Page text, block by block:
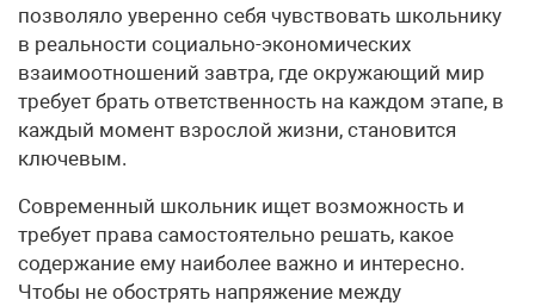
позволяло уверенно себя чувствовать школьнику
в реальности социально-экономических
взаимоотношений завтра, где окружающий мир
требует брать ответственность на каждом этапе, в
каждый момент взрослой жизни, становится
ключевым.
Современный школьник ищет возможность и
требует права самостоятельно решать, какое
содержание ему наиболее важно и интересно.
Чтобы не обострять напряжение между